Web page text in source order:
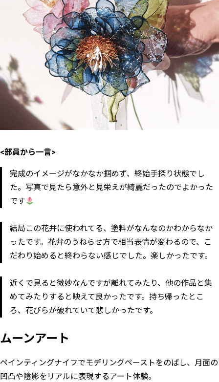
<部員から一言>
完成のイメージがなかなか掴めず、終始手探り状態でし
た。写真で見たら意外と見栄えが綺麗だったのでよかった
です
結局この花弁に使われてる、塗料がなんなのかわからなか
ったです。花弁のうねらせ方で相当表情が変わるので、こ
だわり始めると終わらない感じでした。楽しかったです。
近くで見ると微妙なんですが離れてみたり、他の作品と集
めてみたりすると映えて良かったです。持ち帰ったとこ
ろ、花びらが破れていて悲しかったです。
ムーンアート
ペインティングナイフでモデリングペーストをのばし、月面の
凹凸や陰影をリアルに表現するアート体験。